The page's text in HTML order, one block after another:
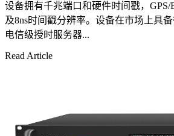
设备拥有千兆端口和硬件时间戳，GPS/
及8ns时间戳分辨率。设备在市场上具
电信级授时服务器...
Read Article